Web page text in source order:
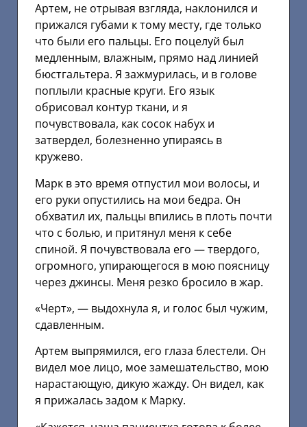
Артем, не отрывая взгляда, наклонился и
прижался губами к тому месту, где только
что были его пальцы. Его поцелуй был
медленным, влажным, прямо над линией
бюстгальтера. Я зажмурилась, и в голове
поплыли красные круги. Его язык
обрисовал контур ткани, и я
почувствовала, как сосок набух и
затвердел, болезненно упираясь в
кружево.
Марк в это время отпустил мои волосы, и
его руки опустились на мои бедра. Он
обхватил их, пальцы впились в плоть почти
что с болью, и притянул меня к себе
спиной. Я почувствовала его — твердого,
огромного, упирающегося в мою поясницу
через джинсы. Меня резко бросило в жар.
«Черт», — выдохнула я, и голос был чужим,
сдавленным.
Артем выпрямился, его глаза блестели. Он
видел мое лицо, мое замешательство, мою
нарастающую, дикую жажду. Он видел, как
я прижалась задом к Марку.